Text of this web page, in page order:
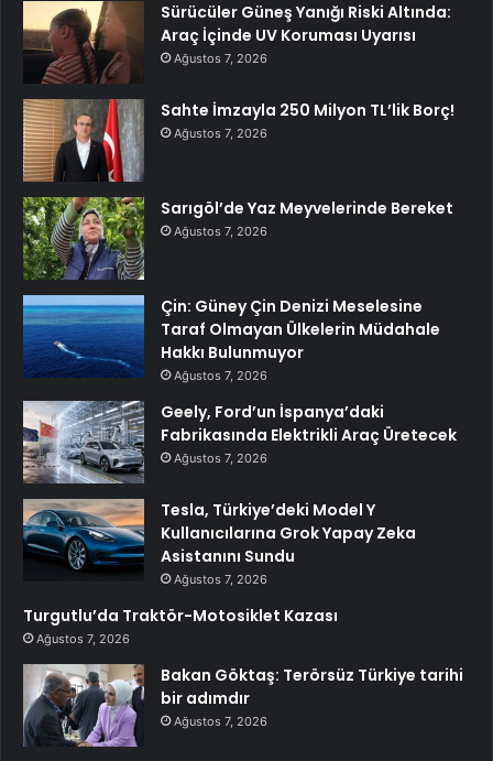
Sürücüler Güneş Yanığı Riski Altında:
Araç İçinde UV Koruması Uyarısı
Ağustos 7, 2026
Sahte İmzayla 250 Milyon TL’lik Borç!
Ağustos 7, 2026
Sarıgöl’de Yaz Meyvelerinde Bereket
Ağustos 7, 2026
Çin: Güney Çin Denizi Meselesine
Taraf Olmayan Ülkelerin Müdahale
Hakkı Bulunmuyor
Ağustos 7, 2026
Geely, Ford’un İspanya’daki
Fabrikasında Elektrikli Araç Üretecek
Ağustos 7, 2026
Tesla, Türkiye’deki Model Y
Kullanıcılarına Grok Yapay Zeka
Asistanını Sundu
Ağustos 7, 2026
Turgutlu’da Traktör-Motosiklet Kazası
Ağustos 7, 2026
Bakan Göktaş: Terörsüz Türkiye tarihi
bir adımdır
Ağustos 7, 2026